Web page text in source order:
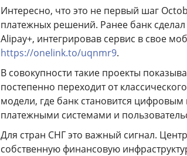
Интересно, что это не первый шаг
платежных решений. Ранее банк
Alipay+, интегрировав сервис в свое
https://onelink.to/uqnmr9.
В совокупности такие проекты
постепенно переходит от
модели, где банк становится
платежными системами и
Для стран СНГ это важный сигнал.
собственную финансовую